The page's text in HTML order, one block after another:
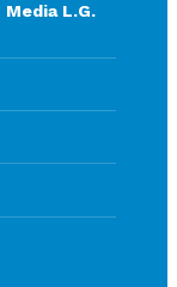
Media L.G.